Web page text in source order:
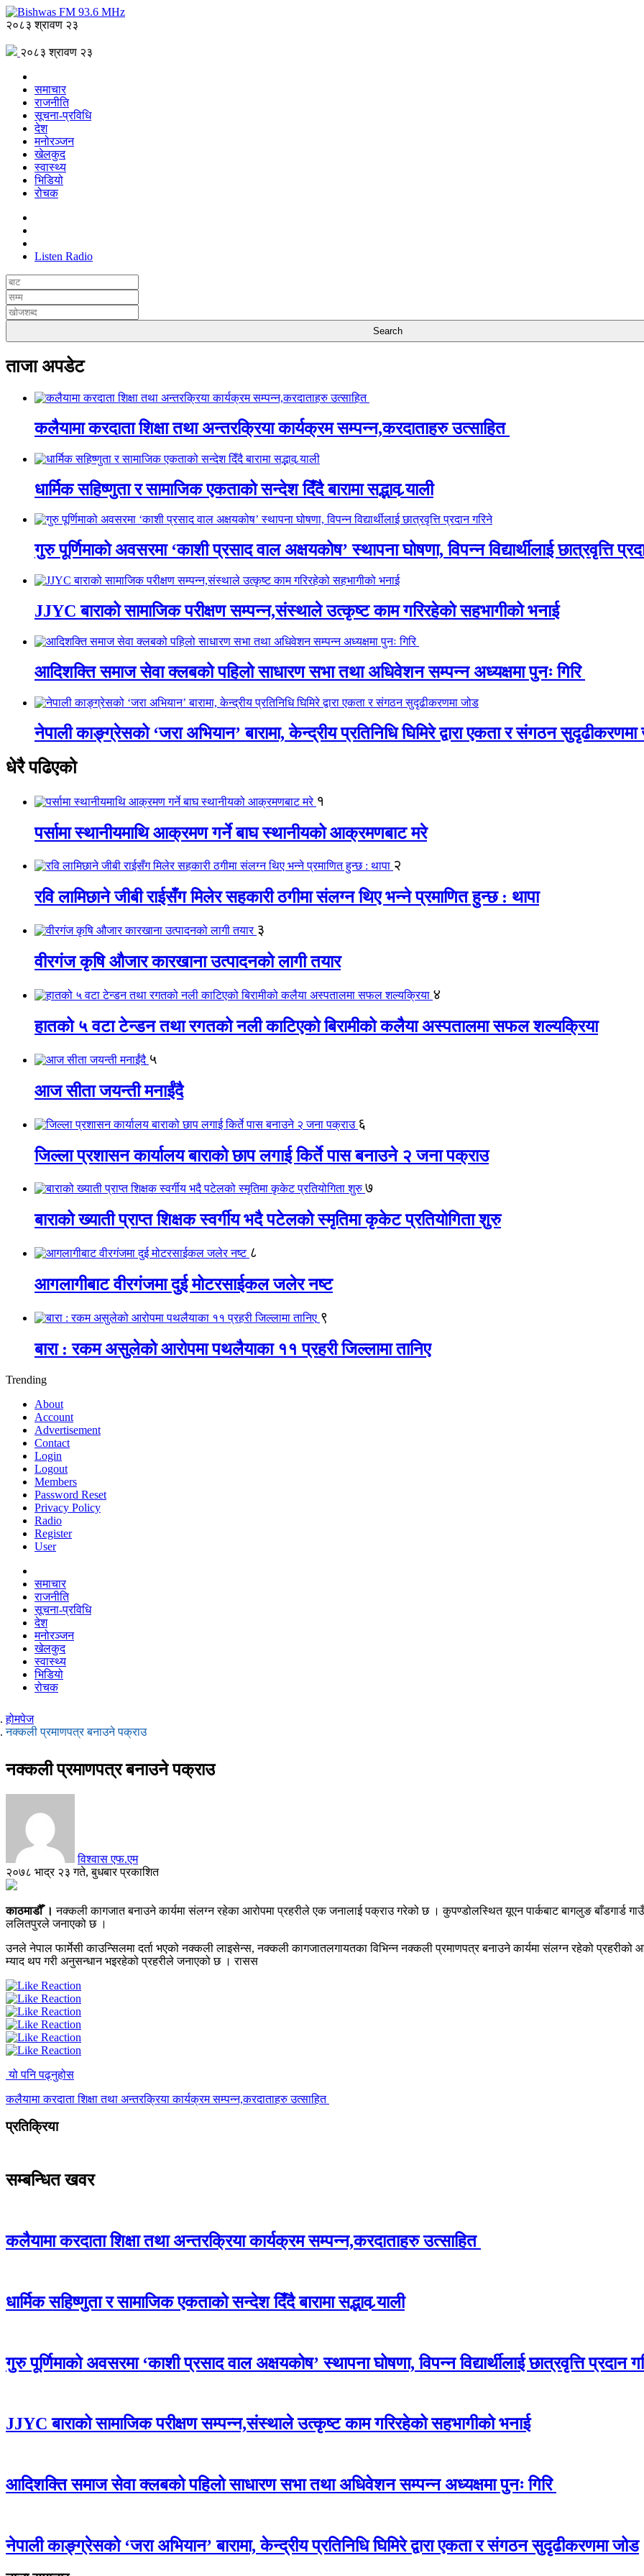
२०८३ श्रावण २३
२०८३ श्रावण २३
समाचार
राजनीति
सूचना-प्रविधि
देश
मनोरञ्जन
खेलकुद
स्वास्थ्य
भिडियो
रोचक
Listen Radio
ताजा अपडेट
कलैयामा करदाता शिक्षा तथा अन्तरक्रिया कार्यक्रम सम्पन्न,करदाताहरु उत्साहित
धार्मिक सहिष्णुता र सामाजिक एकताको सन्देश दिँदै बारामा सद्भाव र्‍याली
गुरु पूर्णिमाको अवसरमा ‘काशी प्रसाद वाल अक्षयकोष’ स्थापना घोषणा, विपन्न विद्यार्थीलाई छात्रवृत्ति
JJYC बाराको सामाजिक परीक्षण सम्पन्न,संस्थाले उत्कृष्ट काम गरिरहेको सहभागीको भनाई
आदिशक्ति समाज सेवा क्लबको पहिलो साधारण सभा तथा अधिवेशन सम्पन्न अध्यक्षमा पुनः गिरि
नेपाली काङ्ग्रेसको ‘जरा अभियान’ बारामा, केन्द्रीय प्रतिनिधि घिमिरे द्वारा एकता र संगठन
धेरै पढिएको
१
पर्सामा स्थानीयमाथि आक्रमण गर्ने बाघ स्थानीयको आक्रमणबाट मरे
२
रवि लामिछाने जीबी राईसँग मिलेर सहकारी ठगीमा संलग्न थिए भन्ने प्रमाणित हुन्छ : थापा
३
वीरगंज कृषि औजार कारखाना उत्पादनको लागी तयार
४
हातको ५ वटा टेन्डन तथा रगतको नली काटिएको बिरामीको कलैया अस्पतालमा सफल शल्यक्रिया
५
आज सीता जयन्ती मनाईंदै
६
जिल्ला प्रशासन कार्यालय बाराको छाप लगाई किर्ते पास बनाउने २ जना पक्राउ
७
बाराको ख्याती प्राप्त शिक्षक स्वर्गीय भदै पटेलको स्मृतिमा कृकेट प्रतियोगिता शुरु
८
आगलागीबाट वीरगंजमा दुई मोटरसाईकल जलेर नष्ट
९
बारा : रकम असुलेको आरोपमा पथलैयाका ११ प्रहरी जिल्लामा तानिए
Trending
About
Account
Advertisement
Contact
Login
Logout
Members
Password Reset
Privacy Policy
Radio
Register
User
समाचार
राजनीति
सूचना-प्रविधि
देश
मनोरञ्जन
खेलकुद
स्वास्थ्य
भिडियो
रोचक
होमपेज
नक्कली प्रमाणपत्र बनाउने पक्राउ
नक्कली प्रमाणपत्र बनाउने पक्राउ
विश्वास एफ.एम
२०७८ भाद्र २३ गते, बुधबार प्रकाशित
काठमाडौँ । नक्कली कागजात बनाउने कार्यमा संलग्न रहेका आरोपमा प्रहरीले एक जनालाई पक्राउ गरेको छ । कुपण्डोलस्थित यूएन पार्कबाट बागलुङ बाँडगार्ड
ललितपुरले जनाएको छ ।
उनले नेपाल फार्मेसी काउन्सिलमा दर्ता भएको नक्कली लाइसेन्स, नक्कली कागजातलगायतका विभिन्न नक्कली प्रमाणपत्र बनाउने कार्यमा संलग्न रहेको
म्याद थप गरी अनुसन्धान भइरहेको प्रहरीले जनाएको छ । रासस
यो पनि पढ्नुहोस
कलैयामा करदाता शिक्षा तथा अन्तरक्रिया कार्यक्रम सम्पन्न,करदाताहरु उत्साहित
प्रतिक्रिया
सम्बन्धित खवर
कलैयामा करदाता शिक्षा तथा अन्तरक्रिया कार्यक्रम सम्पन्न,करदाताहरु उत्साहित
धार्मिक सहिष्णुता र सामाजिक एकताको सन्देश दिँदै बारामा सद्भाव र्‍याली
गुरु पूर्णिमाको अवसरमा ‘काशी प्रसाद वाल अक्षयकोष’ स्थापना घोषणा, विपन्न विद्यार्थीलाई छात्रवृत्ति प्रदान
JJYC बाराको सामाजिक परीक्षण सम्पन्न,संस्थाले उत्कृष्ट काम गरिरहेको सहभागीको भनाई
आदिशक्ति समाज सेवा क्लबको पहिलो साधारण सभा तथा अधिवेशन सम्पन्न अध्यक्षमा पुनः गिरि
नेपाली काङ्ग्रेसको ‘जरा अभियान’ बारामा, केन्द्रीय प्रतिनिधि घिमिरे द्वारा एकता र संगठन सुदृढीकरणमा जोड